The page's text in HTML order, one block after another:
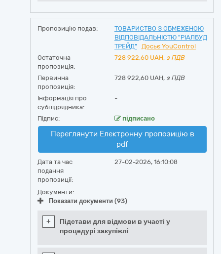
Пропозицію подав:
ТОВАРИСТВО З ОБМЕЖЕНОЮ
ВІДПОВІДАЛЬНІСТЮ "РІАЛБУД
ТРЕЙД"
Досьє YouControl
Остаточна
пропозиція:
728 922,60 UAH, з ПДВ
Первинна
пропозиція:
728 922,60 UAH, з ПДВ
Інформація про
субпідрядника:
-
Підпис: підписано
Переглянути Електронну пропозицію в
pdf
Дата та час
подання
пропозиції:
27-02-2026, 16:10:08
Документи:
Показати документи (93)
+
Підстави для відмови в участі у
процедурі закупівлі